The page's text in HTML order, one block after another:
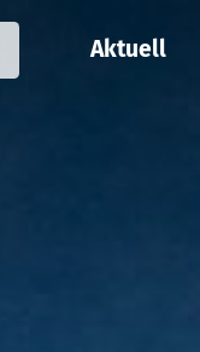
Aktuell